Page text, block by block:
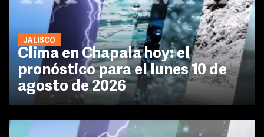
JALISCO
Clima en Chapala hoy: el
pronóstico para el lunes 10 de
agosto de 2026